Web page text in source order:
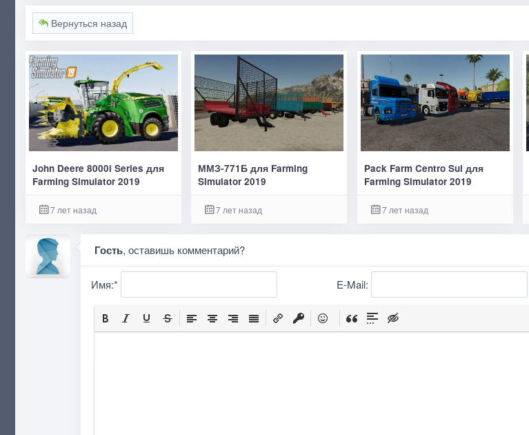
Вернуться назад
John Deere 8000i Series для
Farming Simulator 2019
7 лет назад
ММЗ-771Б для Farming
Simulator 2019
7 лет назад
Pack Farm Centro Sul для
Farming Simulator 2019
7 лет назад
Гость, оставишь комментарий?
Имя:* E-Mail: